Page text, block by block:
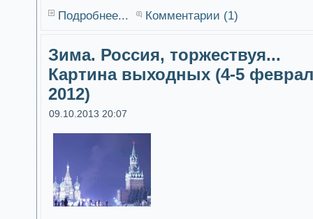
Подробнее...
Комментарии (1)
Зима. Россия, торжествуя...
Картина выходных (4-5
2012)
09.10.2013 20:07